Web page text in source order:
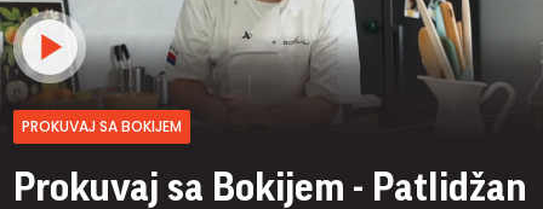
PROKUVAJ SA BOKIJEM
Prokuvaj sa Bokijem - Patlidžan